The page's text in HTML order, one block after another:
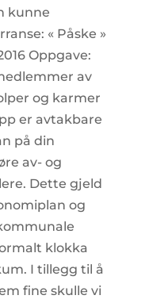
kunne
« Påske »
Oppgave:
av
og karmer
er avtakbare
på din
av- og
Dette gjeld
og
klokka
I tillegg til å
fine skulle vi